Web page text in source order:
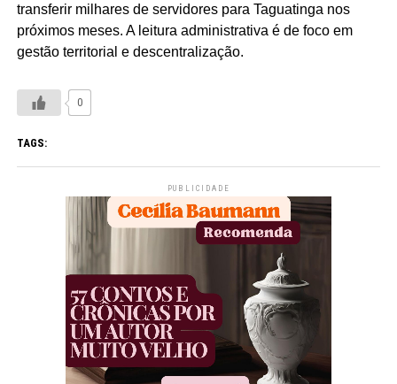
transferir milhares de servidores para Taguatinga nos
próximos meses. A leitura administrativa é de foco em
gestão territorial e descentralização.
0
TAGS:
PUBLICIDADE